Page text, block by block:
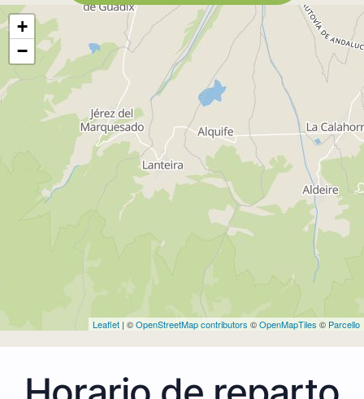
+
−
Leaflet | ©OpenStreetMap contributors ©OpenMapTiles © Parcello